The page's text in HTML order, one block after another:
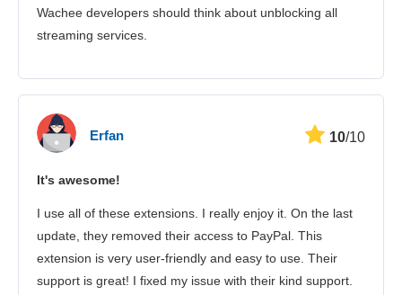
Wachee developers should think about unblocking all
streaming services.
Erfan 10/10
It's awesome!
I use all of these extensions. I really enjoy it. On the last
update, they removed their access to PayPal. This
extension is very user-friendly and easy to use. Their
support is great! I fixed my issue with their kind support.